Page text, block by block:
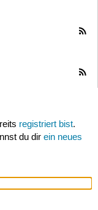
registriert bist.
du dir ein neues